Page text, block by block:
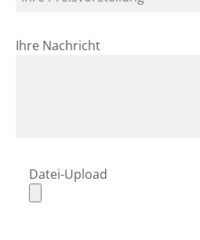
Ihre Nachricht
Datei-Upload